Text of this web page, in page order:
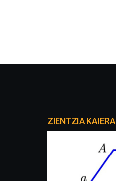
proyectos
ZIENTZIA KAIERA